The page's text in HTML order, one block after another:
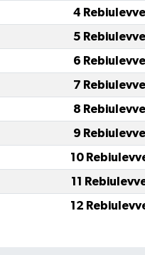
4
5
6
7
8
9
10
11
12